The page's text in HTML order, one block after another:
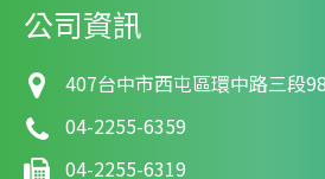
公司資訊
407台中市西屯區環中路三段
04-2255-6359
04-2255-6319